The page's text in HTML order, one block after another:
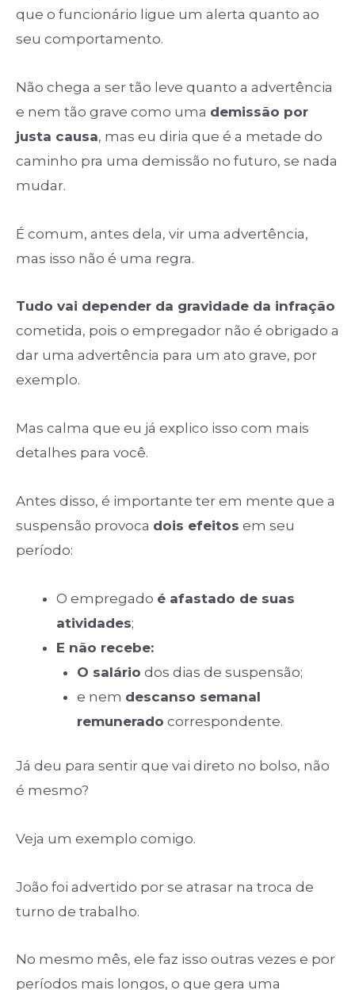
que o funcionário ligue um alerta quanto ao
seu comportamento.
Não chega a ser tão leve quanto a advertência
e nem tão grave como uma demissão por
justa causa, mas eu diria que é a metade do
caminho pra uma demissão no futuro, se nada
mudar.
É comum, antes dela, vir uma advertência,
mas isso não é uma regra.
Tudo vai depender da gravidade da infração
cometida, pois o empregador não é obrigado a
dar uma advertência para um ato grave, por
exemplo.
Mas calma que eu já explico isso com mais
detalhes para você.
Antes disso, é importante ter em mente que a
suspensão provoca dois efeitos em seu
período:
O empregado é afastado de suas
atividades;
E não recebe:
O salário dos dias de suspensão;
e nem descanso semanal
remunerado correspondente.
Já deu para sentir que vai direto no bolso, não
é mesmo?
Veja um exemplo comigo.
João foi advertido por se atrasar na troca de
turno de trabalho.
No mesmo mês, ele faz isso outras vezes e por
períodos mais longos, o que gera uma